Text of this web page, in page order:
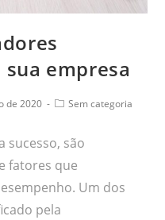
empresa
de 2020 Sem categoria
sucesso, são
fatores que
Um dos
pela